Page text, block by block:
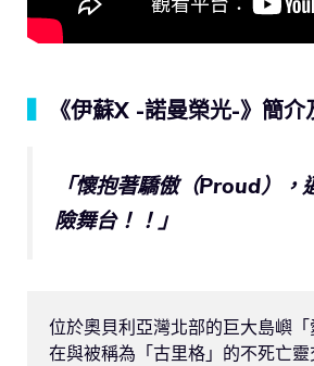
《伊蘇X -諾曼榮光-》簡
「懷抱著驕傲（Proud），
險舞台！！」
位於奧貝利亞灣北部的巨大島嶼「
在與被稱為「古里格」的不死亡靈